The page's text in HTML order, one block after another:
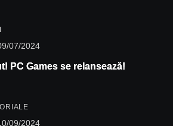
07/2024
PC Games se relansează!
09/2024